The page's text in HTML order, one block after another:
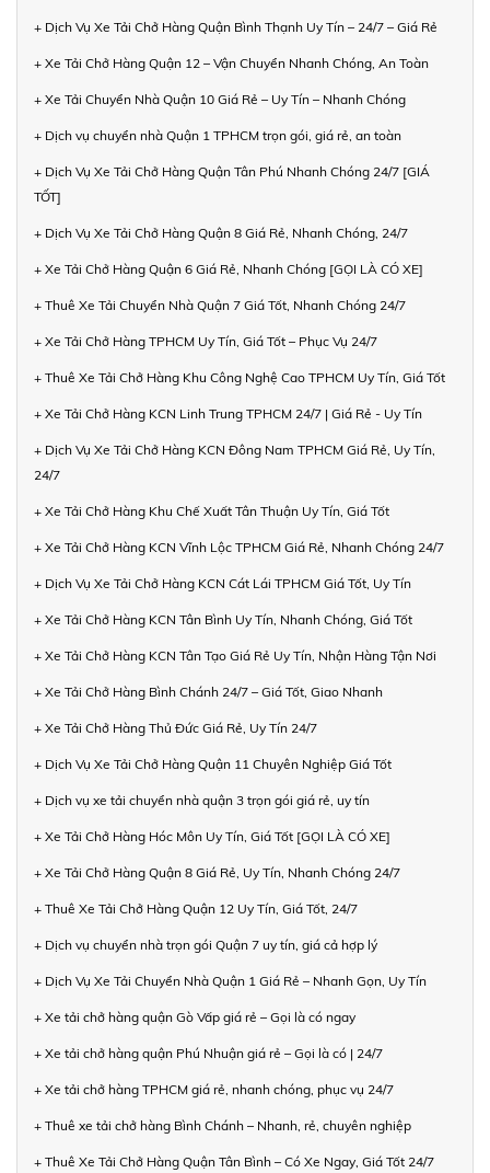
+ Dịch Vụ Xe Tải Chở Hàng Quận Bình Thạnh Uy Tín – 24/7 – Giá Rẻ
+ Xe Tải Chở Hàng Quận 12 – Vận Chuyển Nhanh Chóng, An Toàn
+ Xe Tải Chuyển Nhà Quận 10 Giá Rẻ – Uy Tín – Nhanh Chóng
+ Dịch vụ chuyển nhà Quận 1 TPHCM trọn gói, giá rẻ, an toàn
+ Dịch Vụ Xe Tải Chở Hàng Quận Tân Phú Nhanh Chóng 24/7 [GIÁ
TỐT]
+ Dịch Vụ Xe Tải Chở Hàng Quận 8 Giá Rẻ, Nhanh Chóng, 24/7
+ Xe Tải Chở Hàng Quận 6 Giá Rẻ, Nhanh Chóng [GỌI LÀ CÓ XE]
+ Thuê Xe Tải Chuyển Nhà Quận 7 Giá Tốt, Nhanh Chóng 24/7
+ Xe Tải Chở Hàng TPHCM Uy Tín, Giá Tốt – Phục Vụ 24/7
+ Thuê Xe Tải Chở Hàng Khu Công Nghệ Cao TPHCM Uy Tín, Giá Tốt
+ Xe Tải Chở Hàng KCN Linh Trung TPHCM 24/7 | Giá Rẻ - Uy Tín
+ Dịch Vụ Xe Tải Chở Hàng KCN Đông Nam TPHCM Giá Rẻ, Uy Tín,
24/7
+ Xe Tải Chở Hàng Khu Chế Xuất Tân Thuận Uy Tín, Giá Tốt
+ Xe Tải Chở Hàng KCN Vĩnh Lộc TPHCM Giá Rẻ, Nhanh Chóng 24/7
+ Dịch Vụ Xe Tải Chở Hàng KCN Cát Lái TPHCM Giá Tốt, Uy Tín
+ Xe Tải Chở Hàng KCN Tân Bình Uy Tín, Nhanh Chóng, Giá Tốt
+ Xe Tải Chở Hàng KCN Tân Tạo Giá Rẻ Uy Tín, Nhận Hàng Tận Nơi
+ Xe Tải Chở Hàng Bình Chánh 24/7 – Giá Tốt, Giao Nhanh
+ Xe Tải Chở Hàng Thủ Đức Giá Rẻ, Uy Tín 24/7
+ Dịch Vụ Xe Tải Chở Hàng Quận 11 Chuyên Nghiệp Giá Tốt
+ Dịch vụ xe tải chuyển nhà quận 3 trọn gói giá rẻ, uy tín
+ Xe Tải Chở Hàng Hóc Môn Uy Tín, Giá Tốt [GỌI LÀ CÓ XE]
+ Xe Tải Chở Hàng Quận 8 Giá Rẻ, Uy Tín, Nhanh Chóng 24/7
+ Thuê Xe Tải Chở Hàng Quận 12 Uy Tín, Giá Tốt, 24/7
+ Dịch vụ chuyển nhà trọn gói Quận 7 uy tín, giá cả hợp lý
+ Dịch Vụ Xe Tải Chuyển Nhà Quận 1 Giá Rẻ – Nhanh Gọn, Uy Tín
+ Xe tải chở hàng quận Gò Vấp giá rẻ – Gọi là có ngay
+ Xe tải chở hàng quận Phú Nhuận giá rẻ – Gọi là có | 24/7
+ Xe tải chở hàng TPHCM giá rẻ, nhanh chóng, phục vụ 24/7
+ Thuê xe tải chở hàng Bình Chánh – Nhanh, rẻ, chuyên nghiệp
+ Thuê Xe Tải Chở Hàng Quận Tân Bình – Có Xe Ngay, Giá Tốt 24/7